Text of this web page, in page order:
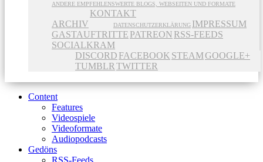
ANDERE EMPFEHLENSWERTE BLOGS, WEBSEITEN UND FORMATE
ARCHIV
KONTAKT
DATENSCHUTZERKLÄRUNG IMPRESSUM
GASTAUFTRITTE PATREON RSS-FEEDS
SOCIALKRAM
DISCORD FACEBOOK STEAMGOOGLE+
TUMBLR TWITTER
Content
Features
Videospiele
Videoformate
Audiopodcasts
Gedöns